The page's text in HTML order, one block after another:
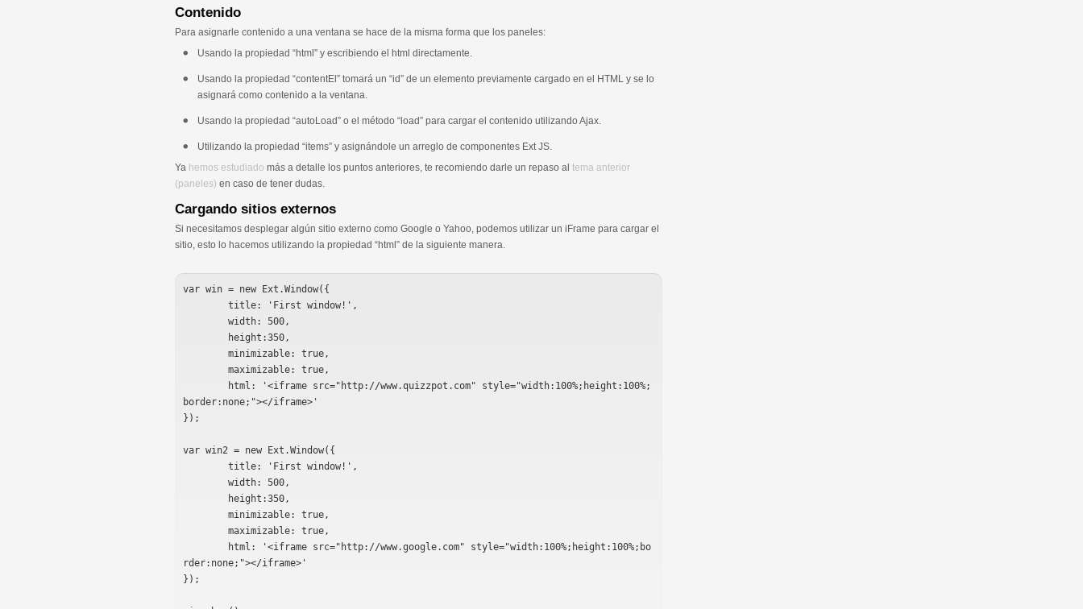
Contenido
Para asignarle contenido a una ventana se hace de la misma forma que los paneles:
Usando la propiedad “html” y escribiendo el html directamente.
Usando la propiedad “contentEl” tomará un “id” de un elemento previamente cargado en el HTML y se lo
asignará como contenido a la ventana.
Usando la propiedad “autoLoad” o el método “load” para cargar el contenido utilizando Ajax.
Utilizando la propiedad “items” y asignándole un arreglo de componentes Ext JS.
Ya hemos estudiado más a detalle los puntos anteriores, te recomiendo darle un repaso al tema anterior
(paneles) en caso de tener dudas.
Cargando sitios externos
Si necesitamos desplegar algún sitio externo como Google o Yahoo, podemos utilizar un iFrame para cargar el
sitio, esto lo hacemos utilizando la propiedad “html” de la siguiente manera.
var win = new Ext.Window({
border:none;"></iframe>'
});
var win2 = new Ext.Window({
rder:none;"></iframe>'
});